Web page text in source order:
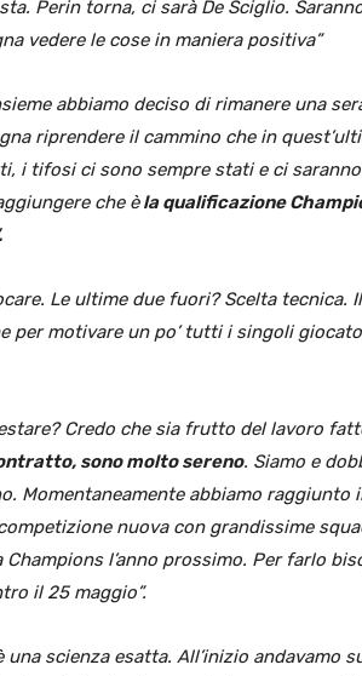
Perin torna, ci sarà De Sciglio.
vedere le cose in maniera positiva”
abbiamo deciso di rimanere una
riprendere il cammino che in
i tifosi ci sono sempre stati e ci
che èla qualificazione
Le ultime due fuori? Scelta tecnica.
per motivare un po’ tutti i singoli
Credo che sia frutto del lavoro
sono molto sereno. Siamo e
Momentaneamente abbiamo raggiunto
nuova con grandissime
l’anno prossimo. Per farlo
il 25 maggio”.
una scienza esatta. All’inizio andavamo